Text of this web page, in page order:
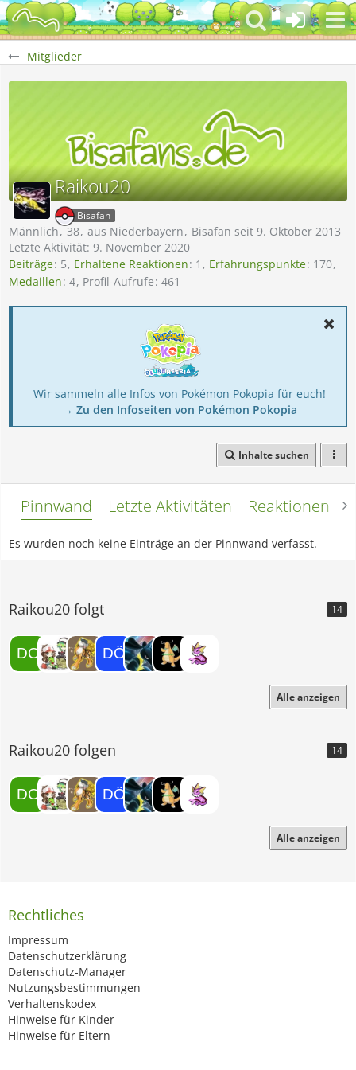
Mitglieder
Raikou20
Bisafan
Männlich 38 aus Niederbayern
Bisafan seit 9. Oktober 2013
Letzte Aktivität: 9. November 2020
Beiträge 5 Erhaltene Reaktionen 1 Erfahrungspunkte 170
Medaillen 4 Profil-Aufrufe 461
Wir sammeln alle Infos von Pokémon Pokopia für euch!
→ Zu den Infoseiten von Pokémon Pokopia
Inhalte suchen
Pinnwand Letzte Aktivitäten Reaktionen
Es wurden noch keine Einträge an der Pinnwand verfasst.
Raikou20 folgt 14
Alle anzeigen
Raikou20 folgen 14
Alle anzeigen
Rechtliches
Impressum
Datenschutzerklärung
Datenschutz-Manager
Nutzungsbestimmungen
Verhaltenskodex
Hinweise für Kinder
Hinweise für Eltern